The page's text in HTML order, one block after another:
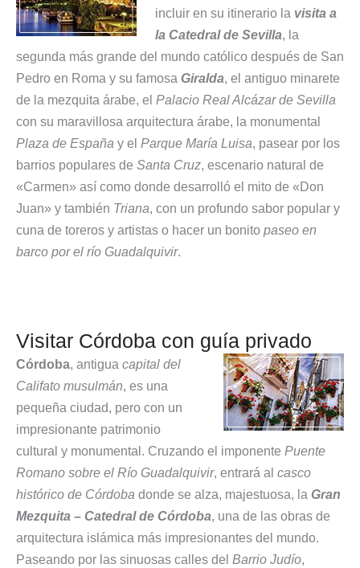
incluir en su itinerario la visita a
la Catedral de Sevilla, la
segunda más grande del mundo católico después de San
Pedro en Roma y su famosa Giralda, el antiguo minarete
de la mezquita árabe, el Palacio Real Alcázar de Sevilla
con su maravillosa arquitectura árabe, la monumental
Plaza de España y el Parque María Luisa, pasear por los
barrios populares de Santa Cruz, escenario natural de
«Carmen» así como donde desarrolló el mito de «Don
Juan» y también Triana, con un profundo sabor popular y
cuna de toreros y artistas o hacer un bonito paseo en
barco por el río Guadalquivir.
Visitar Córdoba con guía privado
Córdoba, antigua capital del
Califato musulmán, es una
pequeña ciudad, pero con un
impresionante patrimonio
cultural y monumental. Cruzando el imponente Puente
Romano sobre el Río Guadalquivir, entrará al casco
histórico de Córdoba donde se alza, majestuosa, la Gran
Mezquita – Catedral de Córdoba, una de las obras de
arquitectura islámica más impresionantes del mundo.
Paseando por las sinuosas calles del Barrio Judío,